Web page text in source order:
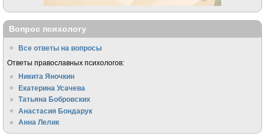
Вопрос психологу
Все ответы на вопросы
Ответы православных психологов:
Никита Яночкин
Екатерина Усачева
Татьяна Бобровских
Анастасия Бондарук
Анна Лелик